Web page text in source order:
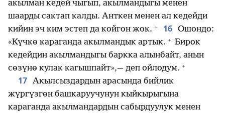
акылман кедей чыгып, акылмандыгы менен
шаарды сактап калды. Анткен менен ал кедейди
кийин эч ким эстеп да койгон жок. + 16 Ошондо:
«Күчкө караганда акылмандык артык. + Бирок
кедейдин акылмандыгы баркка алынбайт, анын
сөзүнө кулак кагышпайт»,— деп ойлодум. +
17 Акылсыздардын арасында бийлик
жүргүзгөн башкаруучунун кыйкырыгына
караганда акылмандардын сабырдуулук менен